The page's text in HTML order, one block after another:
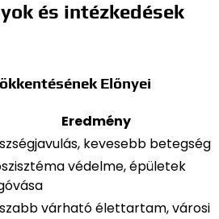
és intézkedések
Előnyei
Eredmény
kevesebb betegség
védelme, épületek
várható élettartam, városi